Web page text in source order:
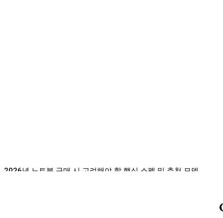
2026년 노트북 구매 시 고려해야 할 핵심 스펙 및 추천 모델